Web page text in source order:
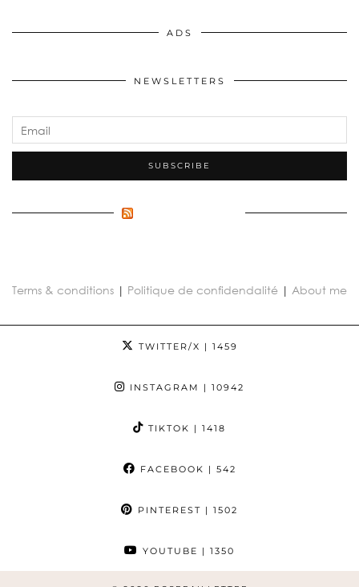
ADS
NEWSLETTERS
Terms & conditions | Politique de confidendalité | About me
TWITTER/X | 1459
INSTAGRAM | 10942
TIKTOK | 1418
FACEBOOK | 542
PINTEREST | 1502
YOUTUBE | 1350